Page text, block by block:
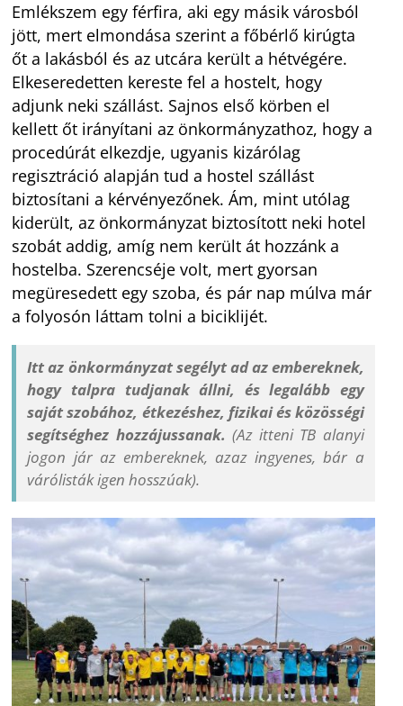
Emlékszem egy férfira, aki egy másik városból
jött, mert elmondása szerint a főbérlő kirúgta
őt a lakásból és az utcára került a hétvégére.
Elkeseredetten kereste fel a hostelt, hogy
adjunk neki szállást. Sajnos első körben el
kellett őt irányítani az önkormányzathoz, hogy a
procedúrát elkezdje, ugyanis kizárólag
regisztráció alapján tud a hostel szállást
biztosítani a kérvényezőnek. Ám, mint utólag
kiderült, az önkormányzat biztosított neki hotel
szobát addig, amíg nem került át hozzánk a
hostelba. Szerencséje volt, mert gyorsan
megüresedett egy szoba, és pár nap múlva már
a folyosón láttam tolni a biciklijét.
Itt az önkormányzat segélyt ad az embereknek,
hogy talpra tudjanak állni, és legalább egy
saját szobához, étkezéshez, fizikai és közösségi
segítséghez hozzájussanak. (Az itteni TB alanyi
jogon jár az embereknek, azaz ingyenes, bár a
várólisták igen hosszúak).